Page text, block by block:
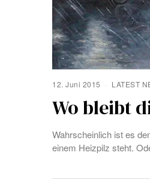
12. Juni 2015 LATEST
Wo bleibt
Wahrscheinlich ist es
einem Heizpilz steht.